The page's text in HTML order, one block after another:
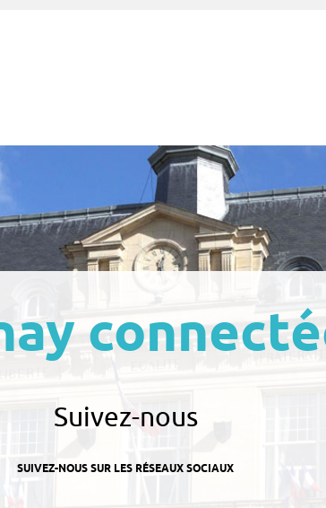
Suivez-nous
SUIVEZ-NOUS SUR LES RÉSEAUX SOCIAUX